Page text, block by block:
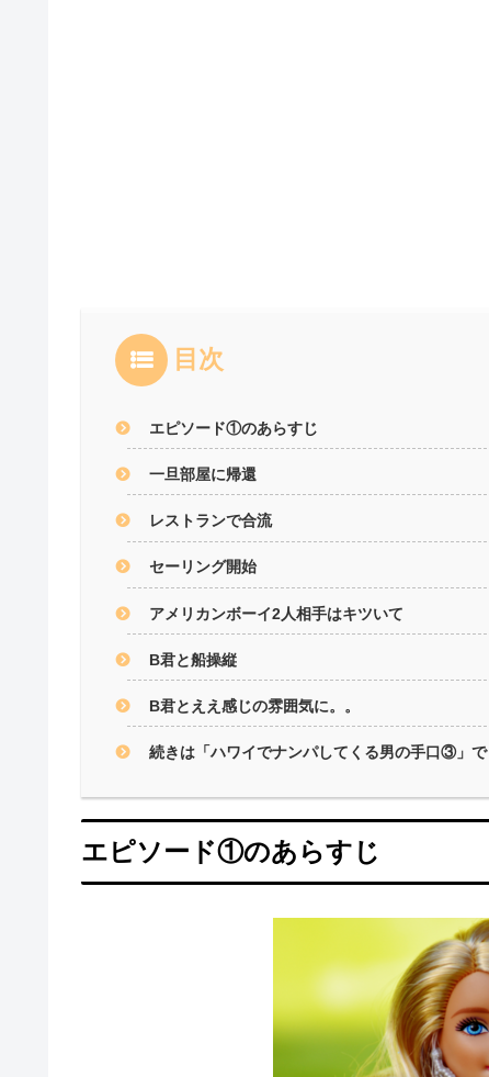
目次
エピソード①のあらすじ
一旦部屋に帰還
レストランで合流
セーリング開始
アメリカンボーイ2人相手はキツいて
B君と船操縦
B君とええ感じの雰囲気に。。
続きは「ハワイでナンパしてくる男の手口③」で
エピソード①のあらすじ